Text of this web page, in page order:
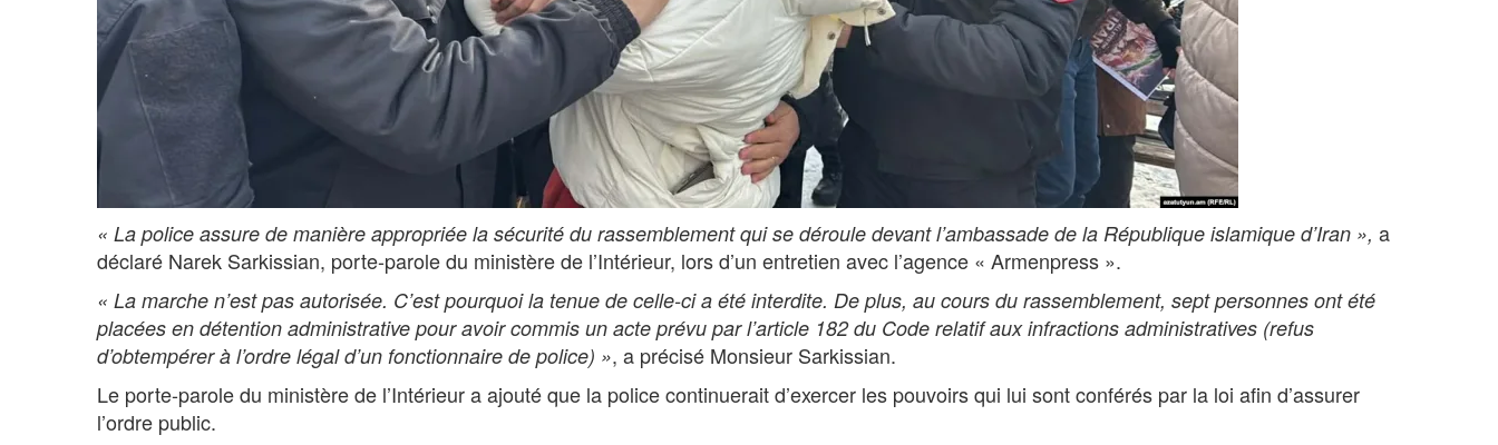
« La police assure de manière appropriée la sécurité du rassemblement qui se déroule devant l’ambassade de la République islamique d’Iran », a
déclaré Narek Sarkissian, porte-parole du ministère de l’Intérieur, lors d’un entretien avec l’agence « Armenpress ».
« La marche n’est pas autorisée. C’est pourquoi la tenue de celle-ci a été interdite. De plus, au cours du rassemblement, sept personnes ont été
placées en détention administrative pour avoir commis un acte prévu par l’article 182 du Code relatif aux infractions administratives (refus
d’obtempérer à l’ordre légal d’un fonctionnaire de police) », a précisé Monsieur Sarkissian.
Le porte-parole du ministère de l’Intérieur a ajouté que la police continuerait d’exercer les pouvoirs qui lui sont conférés par la loi afin d’assurer
l’ordre public.